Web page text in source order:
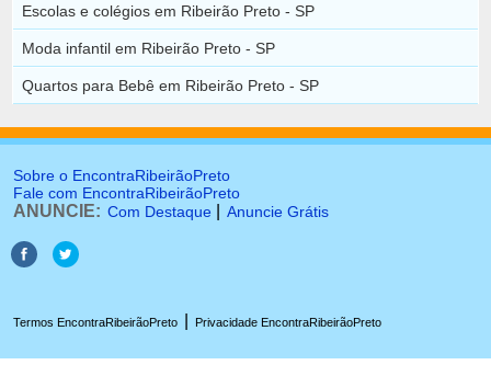
Escolas e colégios em Ribeirão Preto - SP
Moda infantil em Ribeirão Preto - SP
Quartos para Bebê em Ribeirão Preto - SP
Sobre o EncontraRibeirãoPreto
Fale com EncontraRibeirãoPreto
ANUNCIE: Com Destaque Anuncie Grátis
Termos EncontraRibeirãoPreto Privacidade EncontraRibeirãoPreto